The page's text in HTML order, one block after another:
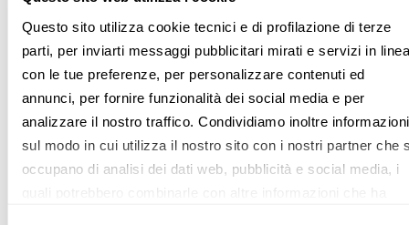
Questo sito utilizza cookie tecnici e di profilazione di terze
parti, per inviarti messaggi pubblicitari mirati e servizi in linea
con le tue preferenze, per personalizzare contenuti ed
annunci, per fornire funzionalità dei social media e per
analizzare il nostro traffico. Condividiamo inoltre informazioni
sul modo in cui utilizza il nostro sito con i nostri partner che
occupano di analisi dei dati web, pubblicità e social media, i
quali potrebbero combinarle con altre informazioni che ha
L’App Relax Banking, inoltre,può essere utilizzata come
sistema di autorizzazione delle transazioni in
alternativa all’smsogni volta che si effettua un pagamento
online con la carta BCC.
Informazioni e sede legale
Banca di Pisa e Fornacette Credito Cooperativo